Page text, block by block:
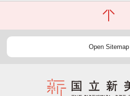
Open Sitemap